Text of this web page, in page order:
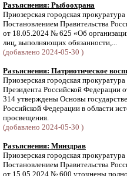
Разъяснения: Рыбоохрана
Приозерская городская прокуратура
Постановлением Правительства
от 18.05.2024 № 625 «Об
лиц, выполняющих обязанности,...
(добавлено 2024-05-30 )
Разъяснения: Патриотическое
Приозерская городская
Президента Российской Федерации
314 утверждены Основы
Российской Федерации в области
просвещения.
(добавлено 2024-05-30 )
Разъяснения: Минздрав
Приозерская городская прокуратура
Постановлением Правительства
от 15.05.2024 № 600 уточнены